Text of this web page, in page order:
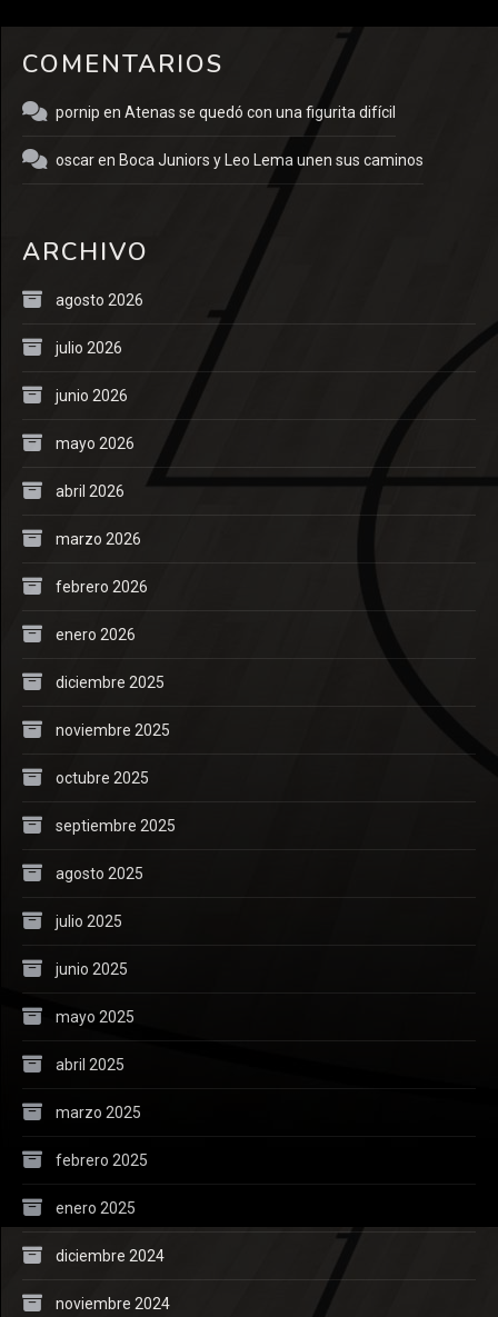
COMENTARIOS
pornip en Atenas se quedó con una figurita difícil
oscaren Boca Juniors y Leo Lema unen sus caminos
ARCHIVO
agosto 2026
julio 2026
junio 2026
mayo 2026
abril 2026
marzo 2026
febrero 2026
enero 2026
diciembre 2025
noviembre 2025
octubre 2025
septiembre 2025
agosto 2025
julio 2025
junio 2025
mayo 2025
abril 2025
marzo 2025
febrero 2025
enero 2025
diciembre 2024
noviembre 2024